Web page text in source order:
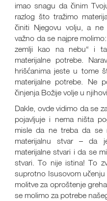
imao snagu da činim
razlog što tražimo
činiti Njegovu volju, a
važno da se najpre
zemlji kao na nebu“ i
materijalne potrebe.
hrišćanima jeste u tome
materijalne potrebe. Ne
činjenja Božije volje u
Dakle, ovde vidimo da se
pojavljuje i nema ništa
misle da ne treba da se
materijalnu stvar – da
materijalne stvari i da se
stvari. To nije istina! To
suprotno Isusovom
molitve za oproštenje
se molimo za potrebe